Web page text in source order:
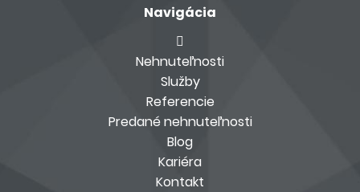
Navigácia
Nehnuteľnosti
Služby
Referencie
Predané nehnuteľnosti
Blog
Kariéra
Kontakt